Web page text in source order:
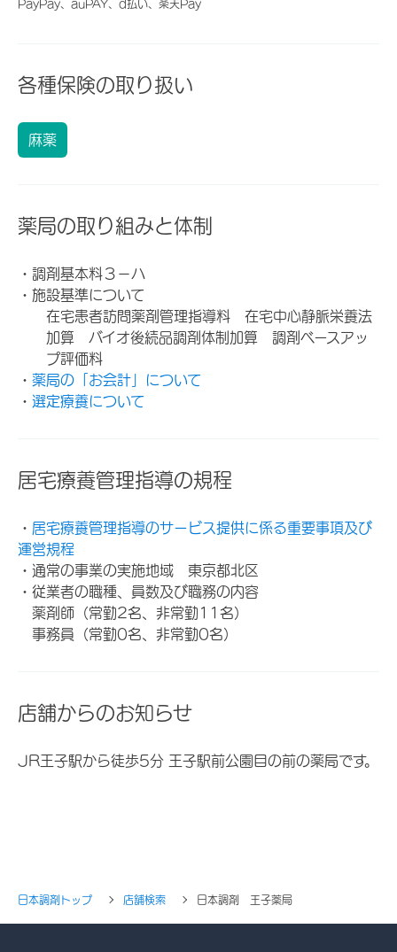
PayPay、auPAY、d払い、楽天Pay
各種保険の取り扱い
麻薬
薬局の取り組みと体制
・調剤基本料３－ハ
・施設基準について
在宅患者訪問薬剤管理指導料 在宅中心静脈栄養法
加算 バイオ後続品調剤体制加算 調剤ベースアッ
プ評価料
・ 薬局の「お会計」について
・ 選定療養について
居宅療養管理指導の規程
・ 居宅療養管理指導のサービス提供に係る重要事項及び
運営規程
・通常の事業の実施地域 東京都北区
・従業者の職種、員数及び職務の内容
薬剤師（常勤2名、非常勤11名）
事務員（常勤0名、非常勤0名）
店舗からのお知らせ
JR王子駅から徒歩5分 王子駅前公園目の前の薬局です。
日本調剤トップ 店舗検索 日本調剤 王子薬局